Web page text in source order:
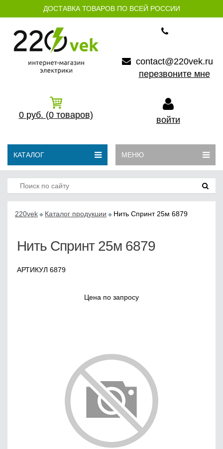
ДОСТАВКА ТОВАРОВ ПО ВСЕЙ РОССИИ
contact@220vek.ru
перезвоните мне
0 руб. (0 товаров) войти
КАТАЛОГ МЕНЮ
220vek Каталог продукции Нить Спринт 25м 6879
Нить Спринт 25м 6879
АРТИКУЛ 6879
Цена по запросу